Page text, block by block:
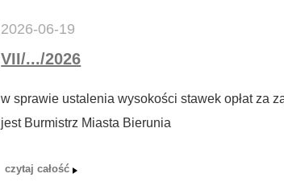
2026-06-19
VII/.../2026
w sprawie ustalenia wysokości stawek opłat za
jest Burmistrz Miasta Bierunia